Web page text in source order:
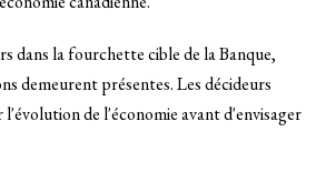
dans la fourchette cible de la Banque,
demeurent présentes. Les décideurs
de l'économie avant d'envisager